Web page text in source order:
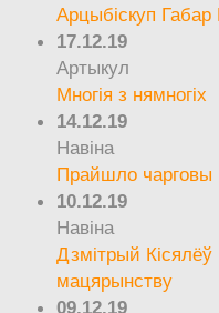
Арцыбіскуп Габар
17.12.19
Артыкул
Многія з нямногіх
14.12.19
Навіна
Прайшло чарговы
10.12.19
Навіна
Дзмітрый
мацярынству
09.12.19